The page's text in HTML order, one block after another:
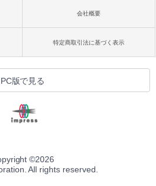
会社概要
特定商取引法に基づく表示
PC版で見る
©2026
All rights reserved.